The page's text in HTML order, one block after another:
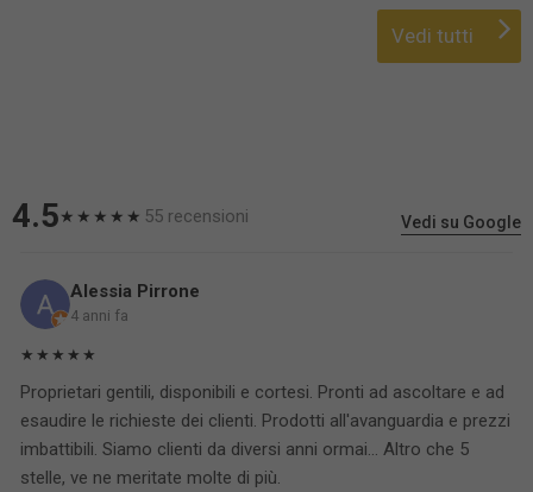
Vedi tutti
4.5★★★★★ 55 recensioni Vedi su Google
Alessia Pirrone
4 anni fa
★★★★★
Proprietari gentili, disponibili e cortesi. Pronti ad ascoltare e ad
esaudire le richieste dei clienti. Prodotti all'avanguardia e prezzi
imbattibili. Siamo clienti da diversi anni ormai... Altro che 5
stelle, ve ne meritate molte di più.